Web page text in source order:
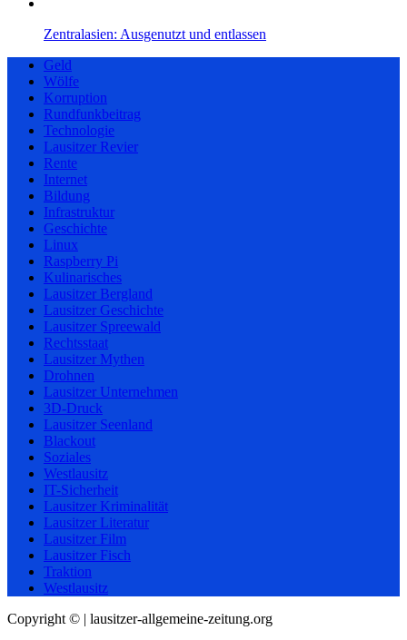
Zentralasien: Ausgenutzt und entlassen
Geld
Wölfe
Korruption
Rundfunkbeitrag
Technologie
Lausitzer Revier
Rente
Internet
Bildung
Infrastruktur
Geschichte
Linux
Raspberry Pi
Kulinarisches
Lausitzer Bergland
Lausitzer Geschichte
Lausitzer Spreewald
Rechtsstaat
Lausitzer Mythen
Drohnen
Lausitzer Unternehmen
3D-Druck
Lausitzer Seenland
Blackout
Soziales
Westlausitz
IT-Sicherheit
Lausitzer Kriminalität
Lausitzer Literatur
Lausitzer Film
Lausitzer Fisch
Traktion
Westlausitz
Copyright © | lausitzer-allgemeine-zeitung.org